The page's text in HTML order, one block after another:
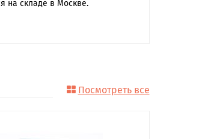
на складе в Москве.
Посмотреть все